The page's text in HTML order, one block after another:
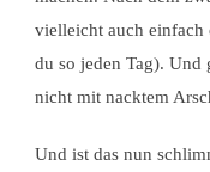
vielleicht auch einfach
du so jeden Tag). Und
nicht mit nacktem
Und ist das nun